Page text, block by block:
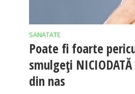
SANATATE
Poate fi foarte
smulgeți
din nas